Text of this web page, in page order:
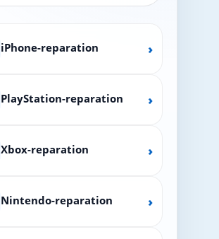
iPhone-reparation ›
PlayStation-reparation ›
Xbox-reparation ›
Nintendo-reparation ›